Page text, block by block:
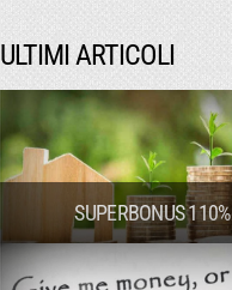
ULTIMI ARTICOLI
SUPERBONUS 110%